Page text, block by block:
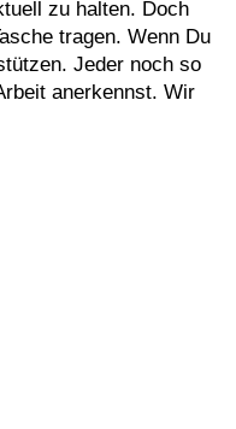
zu halten. Doch
tragen. Wenn Du
Jeder noch so
anerkennst. Wir